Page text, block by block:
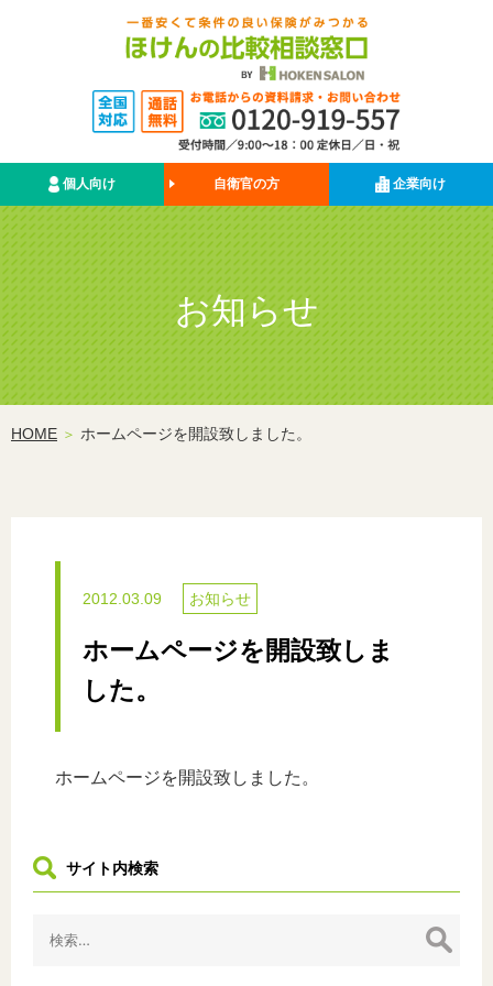
個人向け 自衛官の方 企業向け
お知らせ
HOME ＞ ホームページを開設致しました。
2012.03.09 お知らせ
ホームページを開設致しま
した。
ホームページを開設致しました。
サイト内検索
索: